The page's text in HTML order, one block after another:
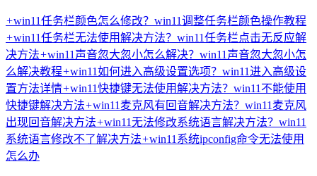
+win11任务栏颜色怎么修改？win11调整任务栏颜色操作教程
+win11任务栏无法使用解决方法？win11任务栏点击无反应解
决方法+win11声音忽大忽小怎么解决？win11声音忽大忽小怎
么解决教程+win11如何进入高级设置选项？win11进入高级设
置方法详情+win11快捷键无法使用解决方法？win11不能使用
快捷键解决方法+win11麦克风有回音解决方法？win11麦克风
出现回音解决方法+win11无法修改系统语言解决方法？win11
系统语言修改不了解决方法+win11系统ipconfig命令无法使用
怎么办